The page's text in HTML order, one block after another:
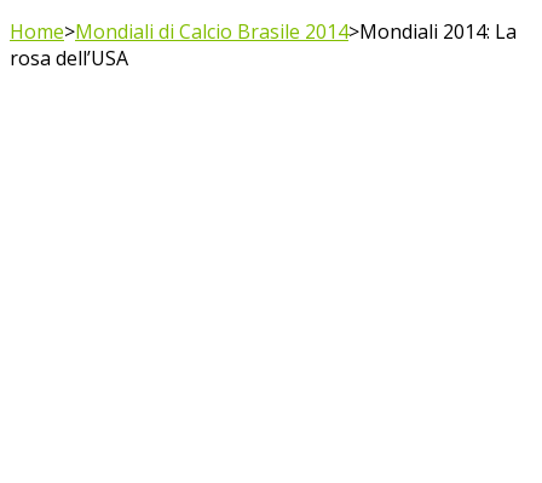
Home>Mondiali di Calcio Brasile 2014>Mondiali 2014: La
rosa dell’USA